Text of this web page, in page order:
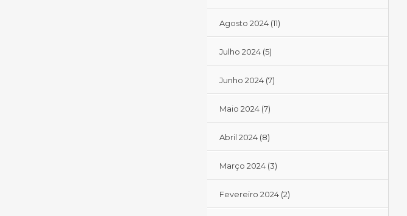
Agosto 2024(11)
Julho 2024(5)
Junho 2024(7)
Maio 2024(7)
Abril 2024(8)
Março 2024(3)
Fevereiro 2024(2)